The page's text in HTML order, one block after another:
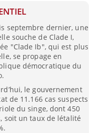
septembre dernier, une
souche de Clade I,
"Clade Ib", qui est plus
se propage en
démocratique du
le gouvernement
de 11.166 cas suspects
du singe, dont 450
soit un taux de létalité